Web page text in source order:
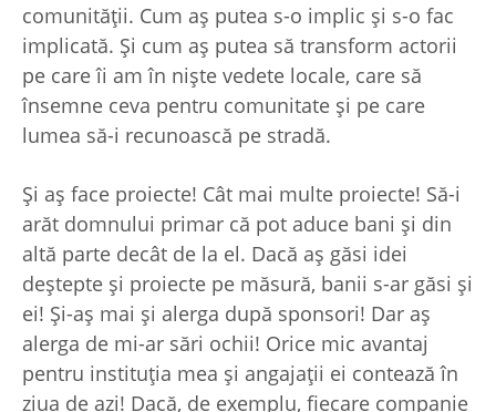
comunității. Cum aș putea s-o implic și s-o fac
implicată. Și cum aș putea să transform actorii
pe care îi am în niște vedete locale, care să
însemne ceva pentru comunitate și pe care
lumea să-i recunoască pe stradă.
Și aș face proiecte! Cât mai multe proiecte! Să-i
arăt domnului primar că pot aduce bani și din
altă parte decât de la el. Dacă aș găsi idei
deștepte și proiecte pe măsură, banii s-ar găsi și
ei! Și-aș mai și alerga după sponsori! Dar aș
alerga de mi-ar sări ochii! Orice mic avantaj
pentru instituția mea și angajații ei contează în
ziua de azi! Dacă, de exemplu, fiecare companie